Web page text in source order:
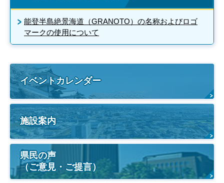
能登半島絶景海道（GRANOTO）の名称およびロゴ
マークの使用について
イベントカレンダー
施設案内
県民の声
（ご意見・ご提言）